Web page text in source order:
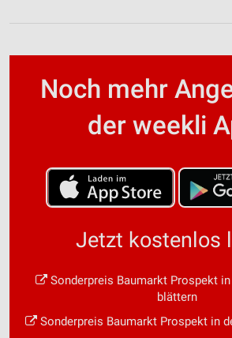
Noch mehr
der weekli
Jetzt kostenlos
Sonderpreis Baumarkt Prospekt
blättern
Sonderpreis Baumarkt Prospekt in